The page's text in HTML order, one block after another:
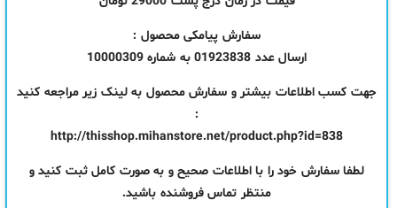
سفارش پیامکی محصول :
ارسال عدد 01923838 به شماره 10000309
جهت کسب اطلاعات بیشتر و سفارش محصول به لینک زیر مراجعه کنید
:
http://thisshop.mihanstore.net/product.php?id=838
لطفا سفارش خود را با اطلاعات صحیح و به صورت کامل ثبت کنید و
منتظر تماس فروشنده باشید.